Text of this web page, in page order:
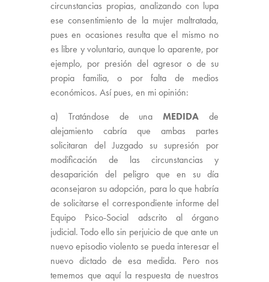
circunstancias propias, analizando con lupa
ese consentimiento de la mujer maltratada,
pues en ocasiones resulta que el mismo no
es libre y voluntario, aunque lo aparente, por
ejemplo, por presión del agresor o de su
propia familia, o por falta de medios
económicos. Así pues, en mi opinión:
a) Tratándose de unaMEDIDA de
alejamiento cabría que ambas partes
solicitaran del Juzgado su supresión por
modificación de las circunstancias y
desaparición del peligro que en su día
aconsejaron su adopción, para lo que habría
de solicitarse el correspondiente informe del
Equipo Psico-Social adscrito al órgano
judicial. Todo ello sin perjuicio de que ante un
nuevo episodio violento se pueda interesar el
nuevo dictado de esa medida. Pero nos
tememos que aquí la respuesta de nuestros